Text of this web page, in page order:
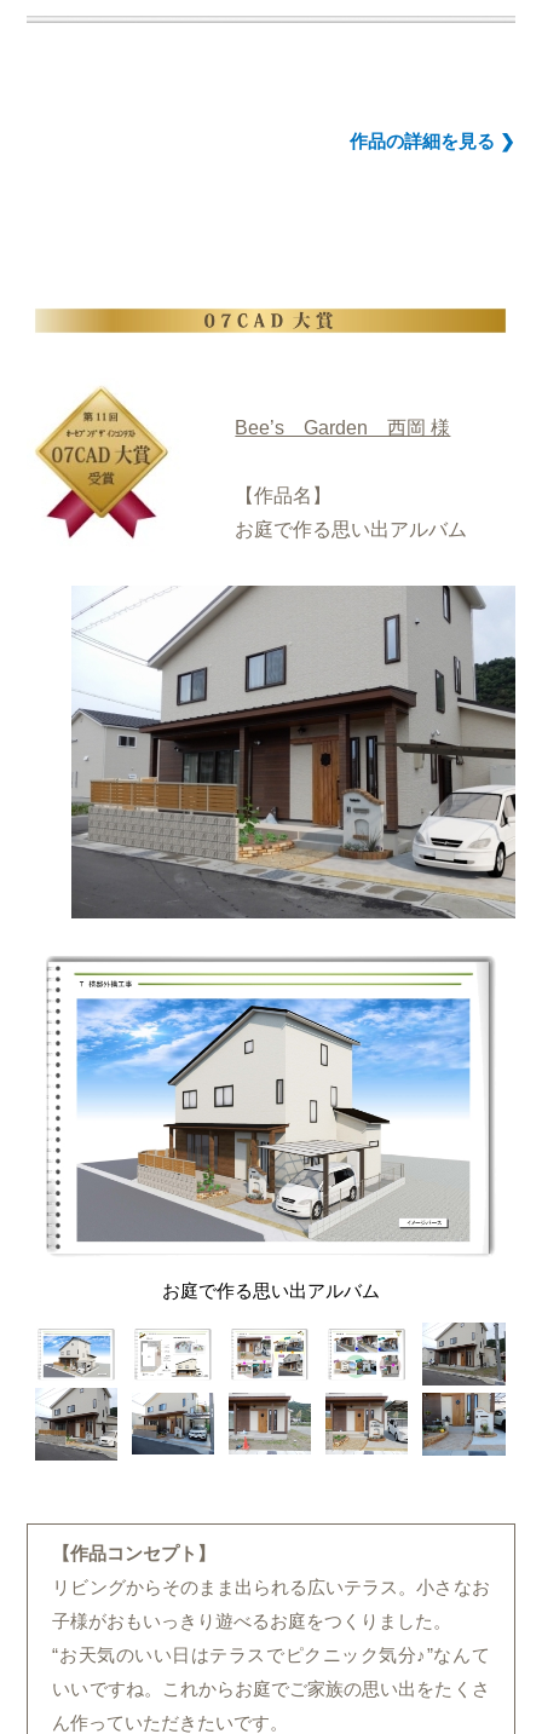
作品の詳細を見る ❯
Bee’s Garden 西岡 様
【作品名】
お庭で作る思い出アルバム
お庭で作る思い出アルバム
【作品コンセプト】
リビングからそのまま出られる広いテラス。小さなお
子様がおもいっきり遊べるお庭をつくりました。
“お天気のいい日はテラスでピクニック気分♪”なんて
いいですね。これからお庭でご家族の思い出をたくさ
ん作っていただきたいです。